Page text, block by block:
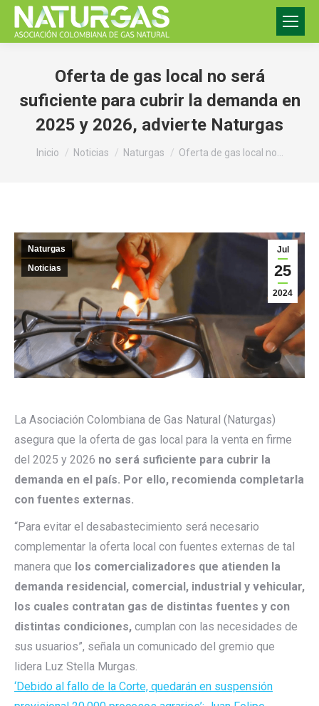
Oferta de gas local no será
suficiente para cubrir la demanda en
2025 y 2026, advierte Naturgas
Estás aquí:
Inicio Noticias Naturgas Oferta de gas local no…
Jul
25
2024
Naturgas
Noticias
La Asociación Colombiana de Gas Natural (Naturgas)
asegura que la oferta de gas local para la venta en firme
del 2025 y 2026 no será suficiente para cubrir la
demanda en el país. Por ello, recomienda completarla
con fuentes externas.
“Para evitar el desabastecimiento será necesario
complementar la oferta local con fuentes externas de tal
manera que los comercializadores que atienden la
demanda residencial, comercial, industrial y vehicular,
los cuales contratan gas de distintas fuentes y con
distintas condiciones, cumplan con las necesidades de
sus usuarios”, señala un comunicado del gremio que
lidera Luz Stella Murgas.
‘Debido al fallo de la Corte, quedarán en suspensión